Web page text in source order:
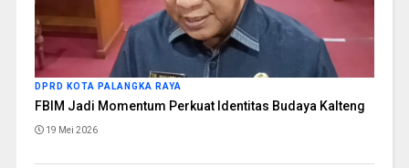
DPRD KOTA PALANGKA RAYA
FBIM Jadi Momentum Perkuat Identitas Budaya Kalteng
19 Mei 2026